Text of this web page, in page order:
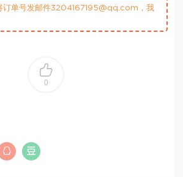
订单号发邮件3204167195@qq.com，我
0